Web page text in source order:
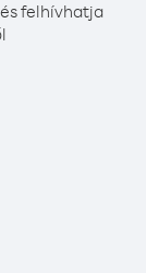
felhívhatja